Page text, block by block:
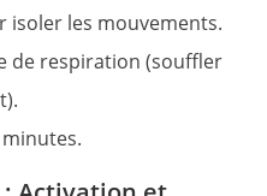
isoler les mouvements.
de respiration (souffler